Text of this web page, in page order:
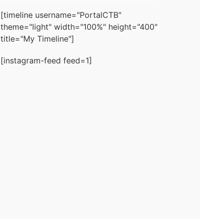
[timeline username="PortalCTB"
theme="light" width="100%" height="400"
title="My Timeline"]
[instagram-feed feed=1]